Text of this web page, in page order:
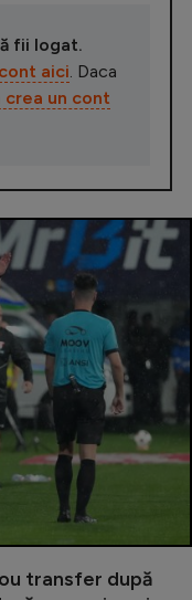
fii logat.
aici . Daca
crea un cont
transfer după